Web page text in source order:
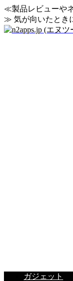
≪製品レビューや
≫ 気が向いたとき
ガジェット